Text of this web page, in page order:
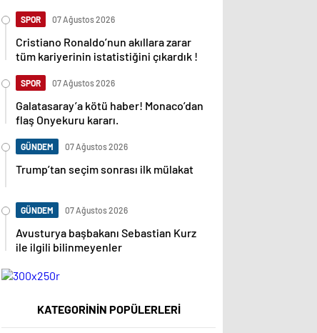
SPOR 07 Ağustos 2026
Cristiano Ronaldo’nun akıllara zarar
tüm kariyerinin istatistiğini çıkardık !
SPOR 07 Ağustos 2026
Galatasaray’a kötü haber! Monaco’dan
flaş Onyekuru kararı.
GÜNDEM 07 Ağustos 2026
Trump’tan seçim sonrası ilk mülakat
GÜNDEM 07 Ağustos 2026
Avusturya başbakanı Sebastian Kurz
ile ilgili bilinmeyenler
KATEGORİNİN POPÜLERLERİ